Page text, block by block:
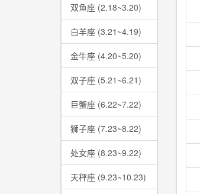
双鱼座 (2.18~3.20)
白羊座 (3.21~4.19)
金牛座 (4.20~5.20)
双子座 (5.21~6.21)
巨蟹座 (6.22~7.22)
狮子座 (7.23~8.22)
处女座 (8.23~9.22)
天秤座 (9.23~10.23)